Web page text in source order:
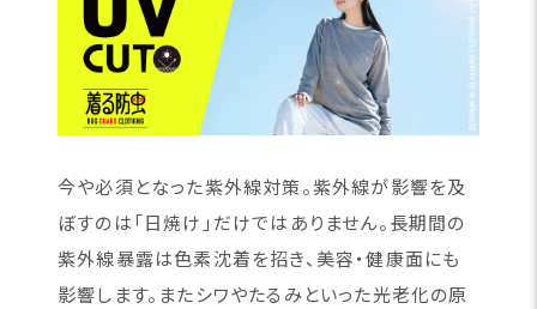
今や必須となった紫外線対策。紫外線が影響を及
ぼすのは「日焼け」だけではありません。長期間の
紫外線暴露は色素沈着を招き、美容・健康面にも
影響します。またシワやたるみといった光老化の原